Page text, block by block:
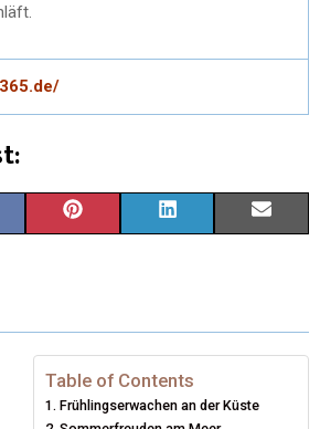
T
R
K
D
I
Table of Contents
Frühlingserwachen an der Küste